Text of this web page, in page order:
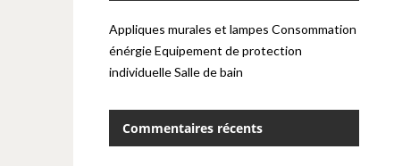
Appliques murales et lampes Consommation
énérgieEquipement de protection
individuelleSalle de bain
Commentaires récents